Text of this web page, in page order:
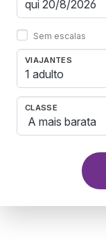
Sem escalas
VIAJANTES
1 adulto
CLASSE